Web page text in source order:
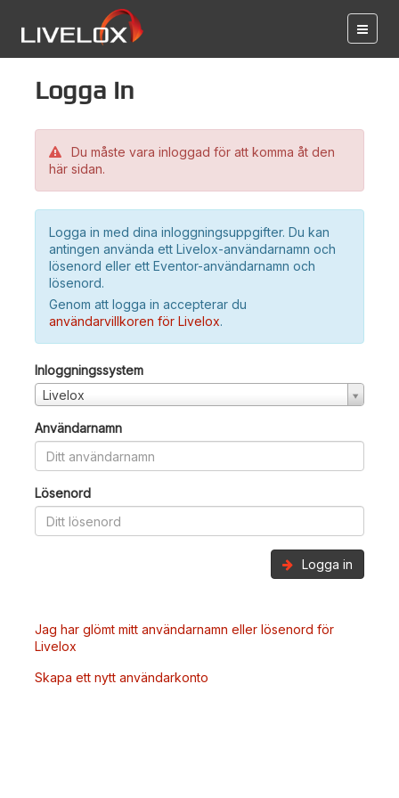
Logga in
Du måste vara inloggad för att komma åt den
här sidan.
Logga in med dina inloggningsuppgifter. Du kan
antingen använda ett Livelox-användarnamn och
lösenord eller ett Eventor-användarnamn och
lösenord.
Genom att logga in accepterar du
användarvillkoren för Livelox.
Inloggningssystem
Livelox
Användarnamn
Lösenord
Logga in
Jag har glömt mitt användarnamn eller lösenord för
Livelox
Skapa ett nytt användarkonto